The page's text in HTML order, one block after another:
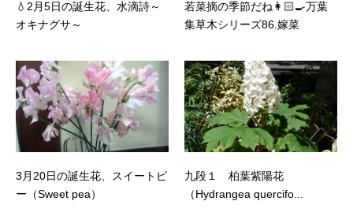
💧2月5日の誕生花、水滴詩～
オキナグサ～
若菜摘の季節だね👩🏻‍🍳万葉
集草木シリーズ86.嫁菜
3月20日の誕生花、スイートピ
ー（Sweet pea）
九段１ 柏葉紫陽花
（Hydrangea quercifo...